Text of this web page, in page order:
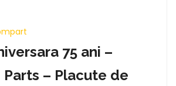
75 ani –
Parts – Placute de